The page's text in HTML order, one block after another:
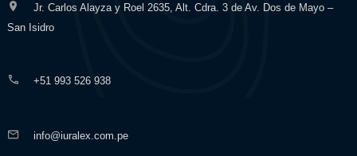
Jr. Carlos Alayza y Roel 2635, Alt. Cdra. 3 de Av. Dos de Mayo –
San Isidro
+51 993 526 938
info@iuralex.com.pe